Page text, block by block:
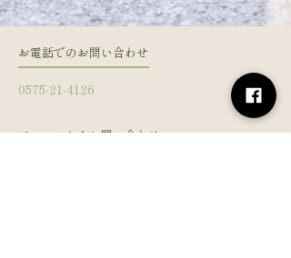
お電話でのお問い合わせ
0575-21-4126
フォームからお問い合わせ